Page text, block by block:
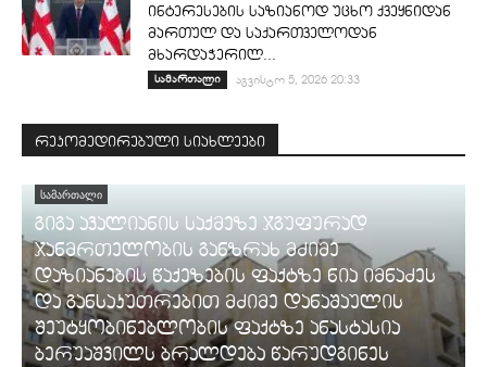
ინტერესების საზიანოდ უცხო ქვეყნიდან
მართულ და საქართველოდან
მხარდაჭერილ...
სამართალი აგვისტო 5, 2026 20:33
რეკომედირებული სიახლეები
ᲡᲐᲛᲐᲠᲗᲐᲚᲘ
გიგა ავალიანის საქმეზე ჯგუფურად
ჯანმრთელობის განზრახ მძიმე
დაზიანების წაქეზების ფაქტზე ნია იმნაძეს
და განსაკუთრებით მძიმე დანაშაულის
შეუტყობინებლობის ფაქტზე ანასტასია
ბერუაშვილს ბრალდება წარუდგინეს